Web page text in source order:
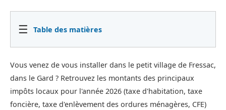
☰ Table des matières
Vous venez de vous installer dans le petit village de Fressac,
dans le Gard ? Retrouvez les montants des principaux
impôts locaux pour l'année 2026 (taxe d'habitation, taxe
foncière, taxe d'enlèvement des ordures ménagères, CFE)